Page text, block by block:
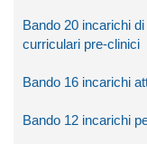
Bando 20 incarichi
curriculari pre-clinici
Bando 16 incarichi
Bando 12 incarichi